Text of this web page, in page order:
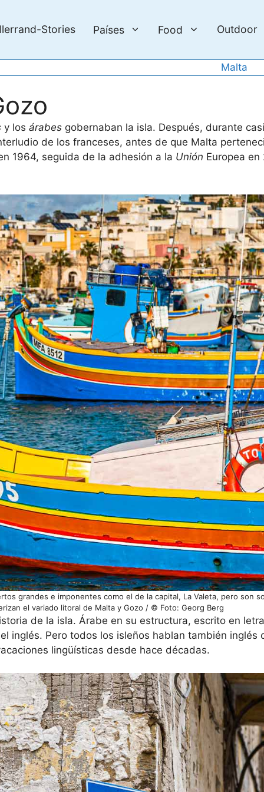
Stories Países Food Outdoor
Malta
y los árabes gobernaban la isla. Después, durante
de los franceses, antes de que Malta
1964, seguida de la adhesión a la Unión Europea
grandes e imponentes como el de la capital, La Valeta, pero son
el variado litoral de Malta y Gozo / © Foto: Georg Berg
de la isla. Árabe en su estructura, escrito en
inglés. Pero todos los isleños hablan también inglés
lingüísticas desde hace décadas.